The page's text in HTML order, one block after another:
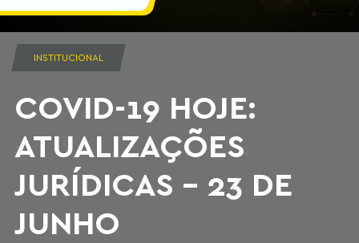
INSTITUCIONAL
COVID-19 HOJE:
ATUALIZAÇÕES
JURÍDICAS - 23 DE
JUNHO